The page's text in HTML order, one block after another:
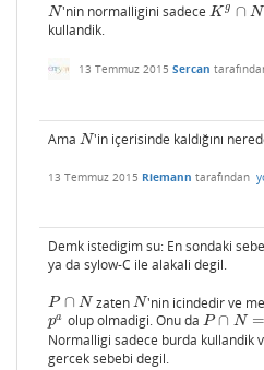
N
N 'nin normalligini sadece Kg ∩ N
Kg∩ N=(K
kullandik.
13 Temmuz 2015 Sercan
Ama N
N 'in içerisinde kaldığını
13 Temmuz 2015 Riemann tarafından
Demk istedigim su: En sondaki
ya da sylow-C ile alakali degil.
P ∩ N
P∩N zatenN
N 'nin icindedir ve
pa
pa olup olmadigi. Onu da P ∩ N =
P∩N =(K ∩N
Normalligi sadece burda kullandik
gercek sebebi degil.